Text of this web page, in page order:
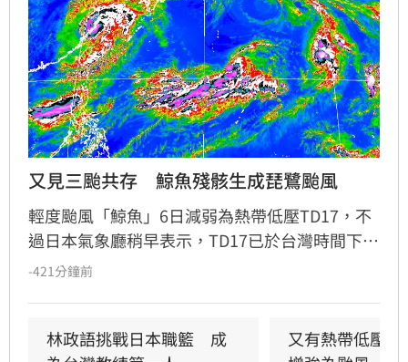
又見三颱共存　鯨魚殘骸生成琵鷺颱風
輕度颱風「鯨魚」6日減弱為熱帶低壓TD17，不
過日本氣象廳稍早表示，TD17已於台灣時間下午
14時升級今年第16號颱風「琵鷺」（Peilou），
-421分鐘前
林政語挑戰日本職籃　成
又有熱帶低壓